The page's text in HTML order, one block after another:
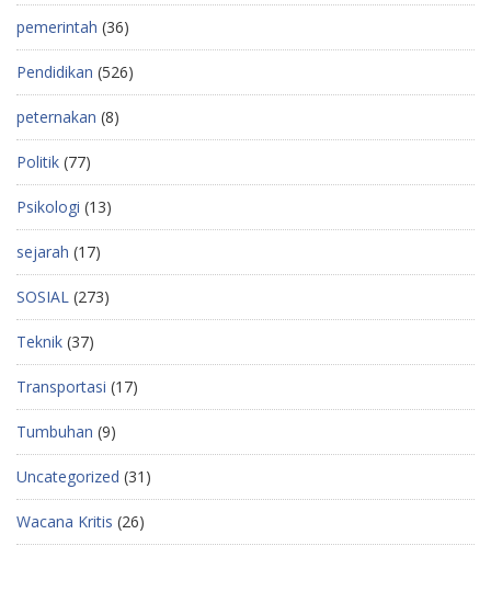
pemerintah (36)
Pendidikan (526)
peternakan (8)
Politik (77)
Psikologi (13)
sejarah (17)
SOSIAL (273)
Teknik (37)
Transportasi (17)
Tumbuhan (9)
Uncategorized (31)
Wacana Kritis (26)